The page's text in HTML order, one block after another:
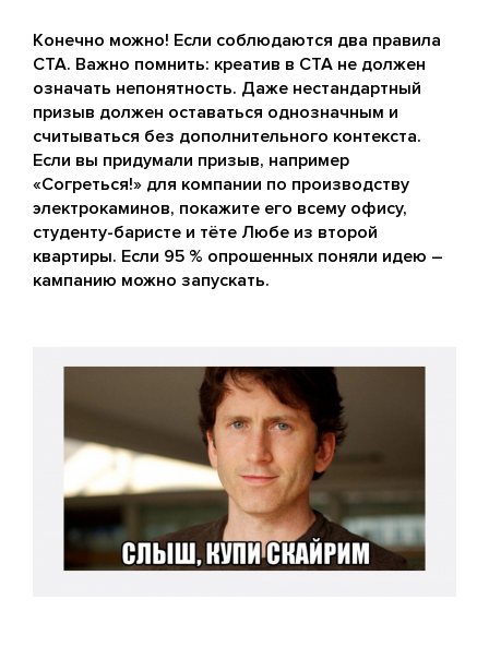
Конечно можно! Если соблюдаются два правила
CTA. Важно помнить: креатив в CTA не должен
означать непонятность. Даже нестандартный
призыв должен оставаться однозначным и
считываться без дополнительного контекста.
Если вы придумали призыв, например
«Согреться!» для компании по производству
электрокаминов, покажите его всему офису,
студенту-баристе и тёте Любе из второй
квартиры. Если 95 % опрошенных поняли идею –
кампанию можно запускать.